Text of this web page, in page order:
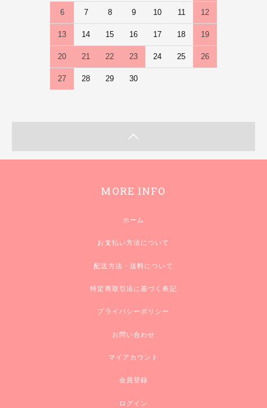
6 7 8 9 10 11 12
13 14 15 16 17 18 19
20 21 22 23 24 25 26
27 28 29 30
MORE INFO
ホーム
お支払い方法について
配送方法・送料について
特定商取引法に基づく表記
プライバシーポリシー
お問い合わせ
マイアカウント
会員登録
ログイン